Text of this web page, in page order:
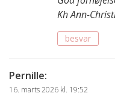
Kh Ann-
besvar
Pernille:
16. marts 2026 kl. 19:52